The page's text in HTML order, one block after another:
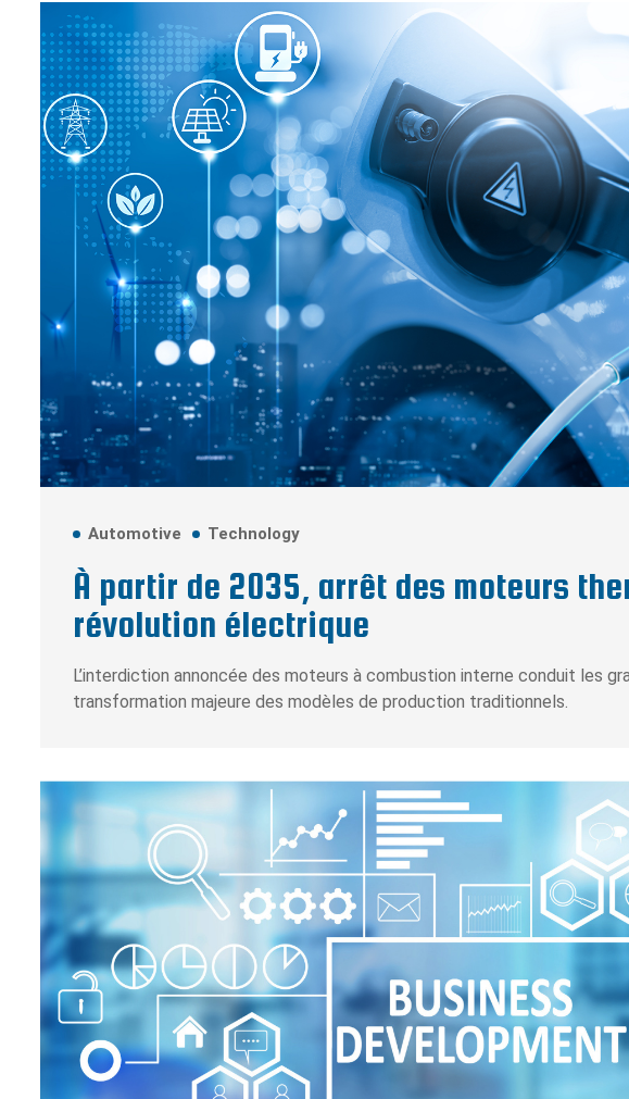
Automotive Technology
À partir de 2035, arrêt des moteurs
révolution électrique
L’interdiction annoncée des moteurs à combustion interne conduit les
transformation majeure des modèles de production traditionnels.